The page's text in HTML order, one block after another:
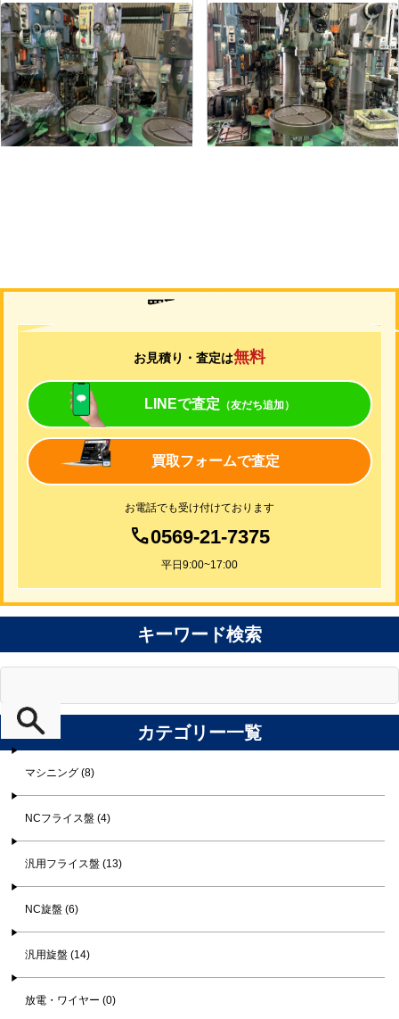
直立ボール盤
メーカー 吉田
形 式YD2-55
年 式-
直立ボール盤
メーカー 吉田
形 式YUD-600
年 式-
買取について
お見積り・査定は無料
LINEで査定 （友だち追加）
買取フォームで査定
お電話でも受け付けております
0569-21-7375
平日9:00~17:00
キーワード検索
カテゴリー一覧
マシニング (8)
NCフライス盤 (4)
汎用フライス盤 (13)
NC旋盤 (6)
汎用旋盤 (14)
放電・ワイヤー (0)